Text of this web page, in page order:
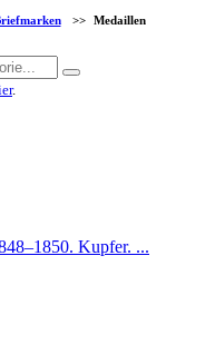
>> Medaillen
.
Kupfer. ...